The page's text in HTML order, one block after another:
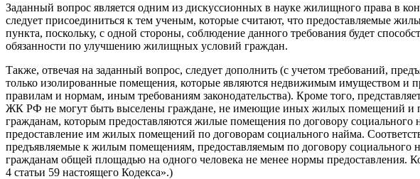
Заданный вопрос является одним из дискуссионных в науке жилищного права в
следует присоединиться к тем ученым, которые считают, что предоставляемые
пункта, поскольку, с одной стороны, соблюдение данного требования будет
обязанности по улучшению жилищных условий граждан.
Также, отвечая на заданный вопрос, следует дополнить (с учетом требований,
только изолированные помещения, которые являются недвижимым имуществом и
правилам и нормам, иным требованиям законодательства). Кроме того,
ЖК РФ не могут быть выселены граждане, не имеющие иных жилых помещений и
гражданам, которым предоставляются жилые помещения по договору
предоставление им жилых помещений по договорам социального найма.
предъявляемые к жилым помещениям, предоставляемым по договору
гражданам общей площадью на одного человека не менее нормы предоставления.
4 статьи 59 настоящего Кодекса».)